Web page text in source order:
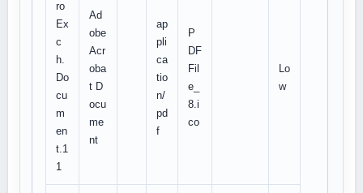
ro
Ex
c
h.
Do
cu
m
en
t.1
1
Ad
obe
Acr
oba
t D
ocu
me
nt
ap
pli
ca
tio
n/
pd
f
P
DF
Fil
e_
8.i
co
Lo
w